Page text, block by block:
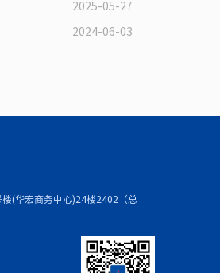
2025-05-27
2024-06-03
(华宏商务中心)24楼2402（总